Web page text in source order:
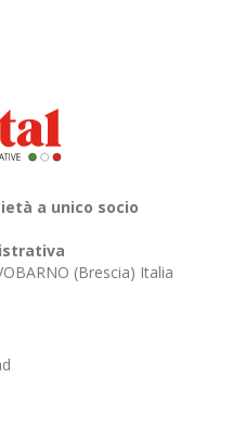
a unico socio
(Brescia) Italia